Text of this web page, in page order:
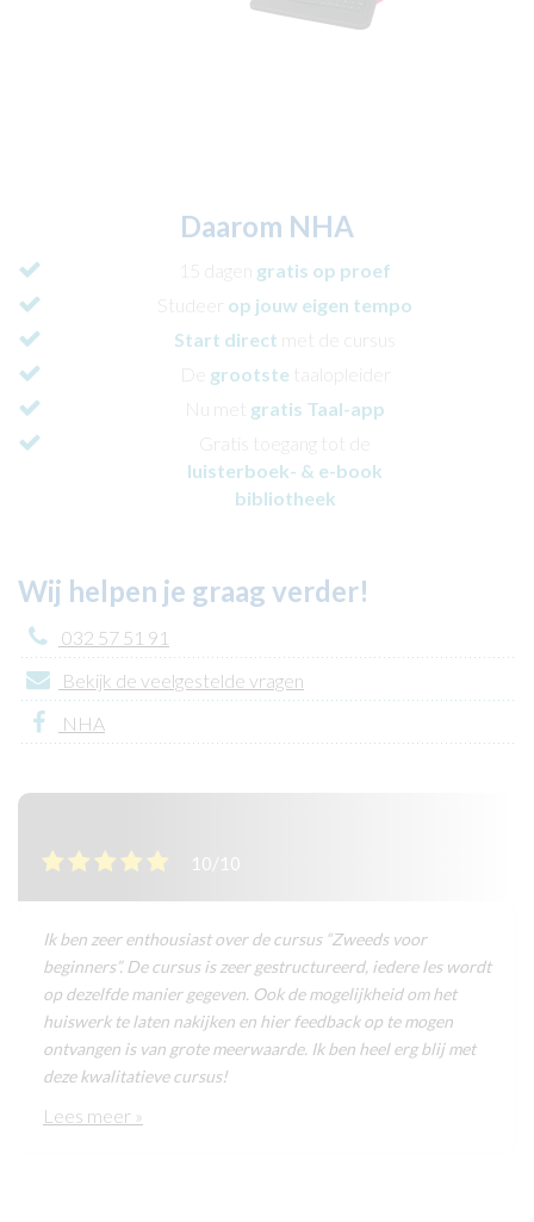
Daarom NHA
15 dagen gratis op proef
Studeer op jouw eigen tempo
Start direct met de cursus
De grootste taalopleider
Nu met gratis Taal-app
Gratis toegang tot de
luisterboek- & e-book
bibliotheek
Wij helpen je graag verder!
032 57 51 91
Bekijk de veelgestelde vragen
NHA
10/10
Ik ben zeer enthousiast over de cursus “Zweeds voor
beginners”. De cursus is zeer gestructureerd, iedere les wordt
op dezelfde manier gegeven. Ook de mogelijkheid om het
huiswerk te laten nakijken en hier feedback op te mogen
ontvangen is van grote meerwaarde. Ik ben heel erg blij met
deze kwalitatieve cursus!
Lees meer »